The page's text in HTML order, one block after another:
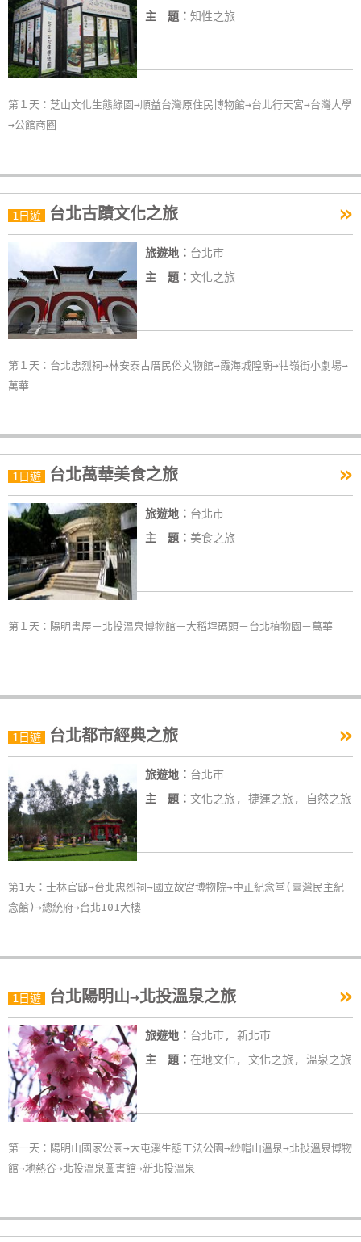
主 題： 知性之旅
第１天：芝山文化生態綠園→順益台灣原住民博物館→台北行天宮→台灣大學
→公館商圈
1日遊 台北古蹟文化之旅 »
旅遊地： 台北市
主 題： 文化之旅
第１天：台北忠烈祠→林安泰古厝民俗文物館→霞海城隍廟→牯嶺街小劇場→
萬華
1日遊 台北萬華美食之旅 »
旅遊地： 台北市
主 題： 美食之旅
第１天：陽明書屋－北投溫泉博物館－大稻埕碼頭－台北植物園－萬華
1日遊 台北都市經典之旅 »
旅遊地： 台北市
主 題： 文化之旅, 捷運之旅, 自然之旅
第1天：士林官邸→台北忠烈祠→國立故宮博物院→中正紀念堂(臺灣民主紀
念館)→總統府→台北101大樓
1日遊 台北陽明山→北投溫泉之旅 »
旅遊地： 台北市, 新北市
主 題： 在地文化, 文化之旅, 溫泉之旅
第一天：陽明山國家公園→大屯溪生態工法公園→紗帽山溫泉→北投溫泉博物
館→地熱谷→北投溫泉圖書館→新北投溫泉